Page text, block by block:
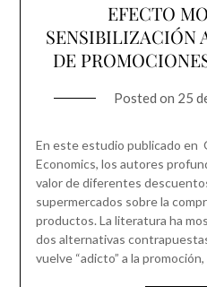
EFECTO
SENSIBILIZACIÓN
DE
Posted on 25
En este estudio publicado
Economics, los autores
valor de diferentes
supermercados sobre la
productos. La literatura ha
dos alternativas
vuelve “adicto” a la